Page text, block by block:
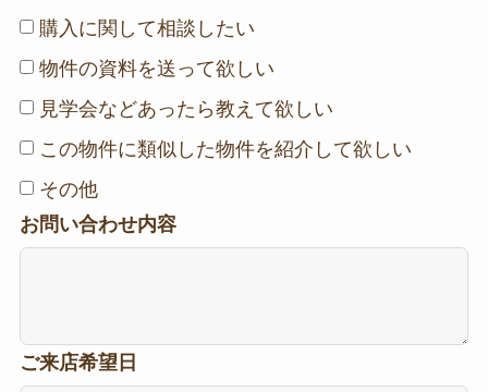
購入に関して相談したい
物件の資料を送って欲しい
見学会などあったら教えて欲しい
この物件に類似した物件を紹介して欲しい
その他
お問い合わせ内容
ご来店希望日